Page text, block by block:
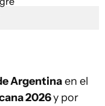
Argentinaen el
2026y por